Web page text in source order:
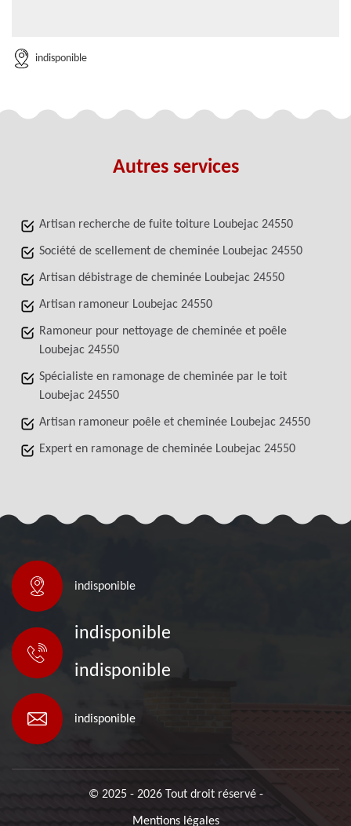
indisponible
Autres services
Artisan recherche de fuite toiture Loubejac 24550
Société de scellement de cheminée Loubejac 24550
Artisan débistrage de cheminée Loubejac 24550
Artisan ramoneur Loubejac 24550
Ramoneur pour nettoyage de cheminée et poêle
Loubejac 24550
Spécialiste en ramonage de cheminée par le toit
Loubejac 24550
Artisan ramoneur poêle et cheminée Loubejac 24550
Expert en ramonage de cheminée Loubejac 24550
indisponible
indisponible
indisponible
indisponible
© 2025 - 2026 Tout droit réservé -
Mentions légales